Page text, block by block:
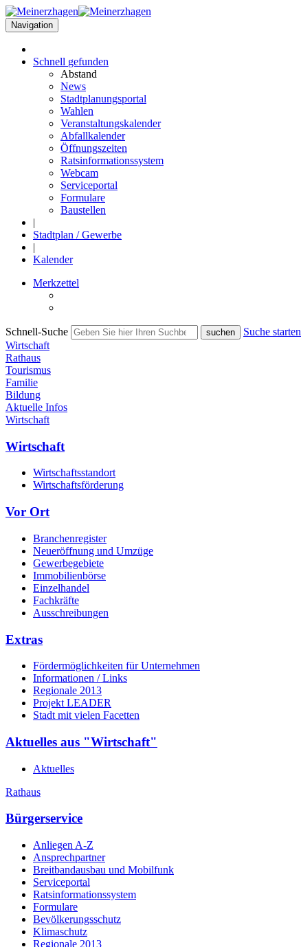
Navigation
Schnell gefunden
Abstand
News
Stadtplanungsportal
Wahlen
Veranstaltungskalender
Abfallkalender
Öffnungszeiten
Ratsinformationssystem
Webcam
Serviceportal
Formulare
Baustellen
|
Stadtplan / Gewerbe
|
Kalender
Merkzettel
Schnell-Suche
Suche starten
Wirtschaft
Rathaus
Tourismus
Familie
Bildung
Aktuelle Infos
Wirtschaft
Wirtschaft
Wirtschaftsstandort
Wirtschaftsförderung
Vor Ort
Branchenregister
Neueröffnung und Umzüge
Gewerbegebiete
Immobilienbörse
Einzelhandel
Fachkräfte
Ausschreibungen
Extras
Fördermöglichkeiten für Unternehmen
Informationen / Links
Regionale 2013
Projekt LEADER
Stadt mit vielen Facetten
Aktuelles aus "Wirtschaft"
Aktuelles
Rathaus
Bürgerservice
Anliegen A-Z
Ansprechpartner
Breitbandausbau und Mobilfunk
Serviceportal
Ratsinformationssystem
Formulare
Bevölkerungsschutz
Klimaschutz
Regionale 2013